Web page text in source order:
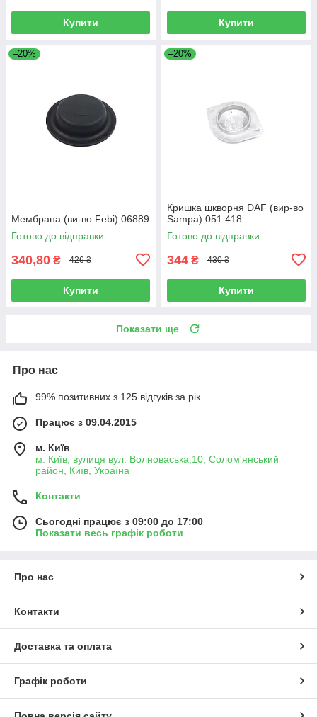
Купити Купити
–20%
Мембрана (ви-во Febi) 06889
Готово до відправки
340,80 ₴ 426 ₴
Купити
–20%
Кришка шкворня DAF (вир-во
Sampa) 051.418
Готово до відправки
344 ₴ 430 ₴
Купити
Показати ще
Про нас
99% позитивних з 125 відгуків за рік
Працює з 09.04.2015
м. Київ
м. Київ, вулиця вул. Волноваська,10, Солом'янський
район, Київ, Україна
Контакти
Сьогодні працює з 09:00 до 17:00
Показати весь графік роботи
Про нас
Контакти
Доставка та оплата
Графік роботи